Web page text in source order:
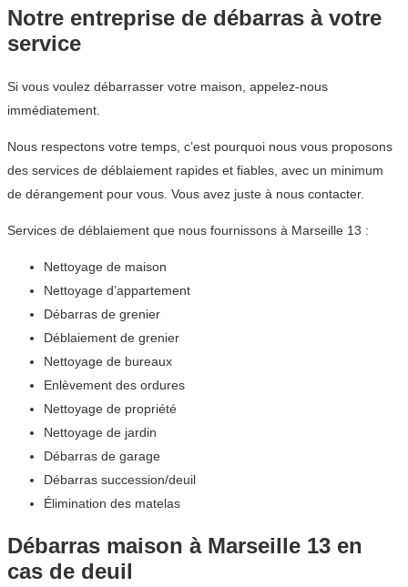
Notre entreprise de débarras à votre
service
Si vous voulez débarrasser votre maison, appelez-nous
immédiatement.
Nous respectons votre temps, c’est pourquoi nous vous proposons
des services de déblaiement rapides et fiables, avec un minimum
de dérangement pour vous. Vous avez juste à nous contacter.
Services de déblaiement que nous fournissons à Marseille 13 :
Nettoyage de maison
Nettoyage d’appartement
Débarras de grenier
Déblaiement de grenier
Nettoyage de bureaux
Enlèvement des ordures
Nettoyage de propriété
Nettoyage de jardin
Débarras de garage
Débarras succession/deuil
Élimination des matelas
Débarras maison à Marseille 13 en
cas de deuil